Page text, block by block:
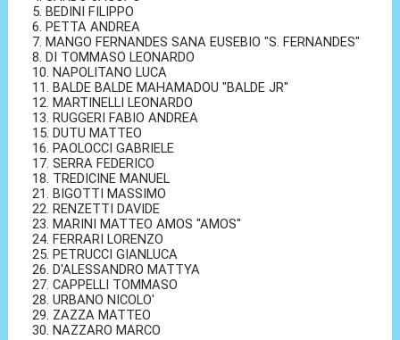
5. BEDINI FILIPPO
6. PETTA ANDREA
7. MANGO FERNANDES SANA EUSEBIO "S. FERNANDES"
8. DI TOMMASO LEONARDO
10. NAPOLITANO LUCA
11. BALDE BALDE MAHAMADOU "BALDE JR"
12. MARTINELLI LEONARDO
13. RUGGERI FABIO ANDREA
15. DUTU MATTEO
16. PAOLOCCI GABRIELE
17. SERRA FEDERICO
18. TREDICINE MANUEL
21. BIGOTTI MASSIMO
22. RENZETTI DAVIDE
23. MARINI MATTEO AMOS "AMOS"
24. FERRARI LORENZO
25. PETRUCCI GIANLUCA
26. D'ALESSANDRO MATTYA
27. CAPPELLI TOMMASO
28. URBANO NICOLO'
29. ZAZZA MATTEO
30. NAZZARO MARCO